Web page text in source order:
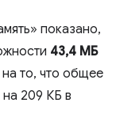
показано,
43,4 МБ
то, что общее
на 209 КБ в